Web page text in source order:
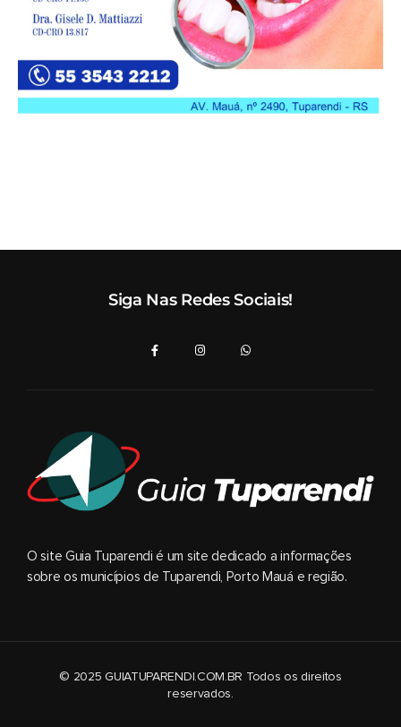
Siga Nas Redes Sociais!
O site Guia Tuparendi é um site dedicado a informações
sobre os municípios de Tuparendi, Porto Mauá e região.
© 2025 GUIATUPARENDI.COM.BR Todos os direitos
reservados.